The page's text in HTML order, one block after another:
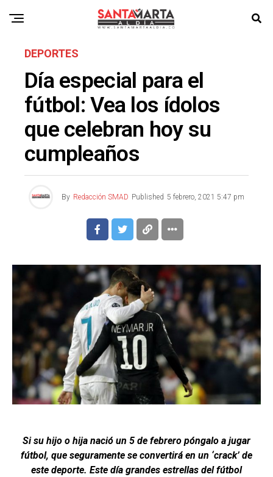
DEPORTES
Día especial para el
fútbol: Vea los ídolos
que celebran hoy su
cumpleaños
By Redacción SMAD Published 5 febrero, 2021 5:47 pm
Si su hijo o hija nació un 5 de febrero póngalo a jugar
fútbol, que seguramente se convertirá en un ‘crack’ de
este deporte. Este día grandes estrellas del fútbol